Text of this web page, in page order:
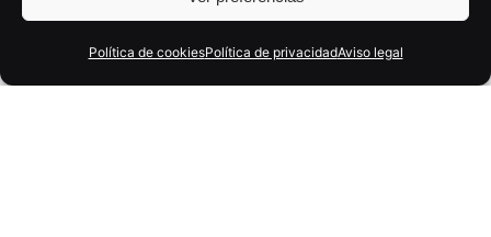
Política de cookiesPolítica de privacidadAviso legal